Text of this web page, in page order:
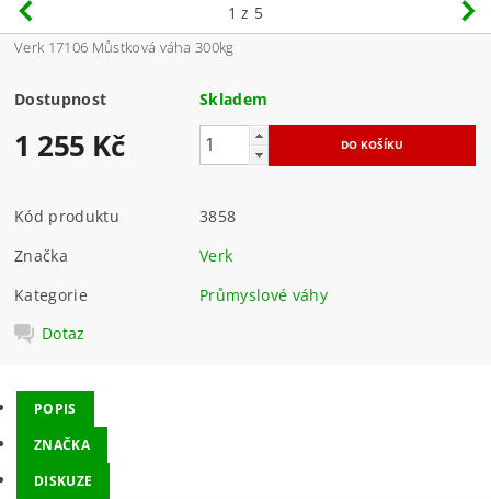
1 z 5
Verk 17106 Můstková váha 300kg
Dostupnost Skladem
1 255 Kč
Kód produktu
3858
Značka
Verk
Kategorie
Průmyslové váhy
Dotaz
POPIS
ZNAČKA
DISKUZE